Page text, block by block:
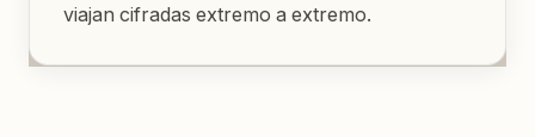
viajan cifradas extremo a extremo.